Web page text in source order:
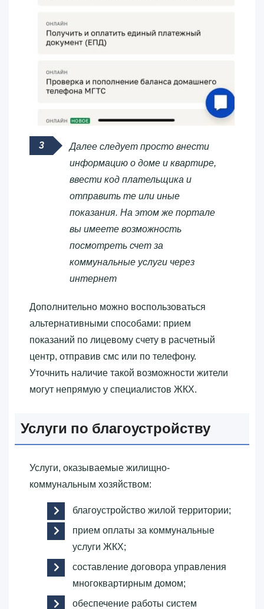
Далее следует просто внести
информацию о доме и квартире,
ввести код плательщика и
отправить те или иные
показания. На этом же портале
вы имеете возможность
посмотреть счет за
коммунальные услуги через
интернет
Дополнительно можно воспользоваться
альтернативными способами: прием
показаний по лицевому счету в расчетный
центр, отправив смс или по телефону.
Уточнить наличие такой возможности жители
могут непрямую у специалистов ЖКХ.
Услуги по благоустройству
Услуги, оказываемые жилищно-
коммунальным хозяйством:
благоустройство жилой территории;
прием оплаты за коммунальные
услуги ЖКХ;
составление договора управления
многоквартирным домом;
обеспечение работы систем